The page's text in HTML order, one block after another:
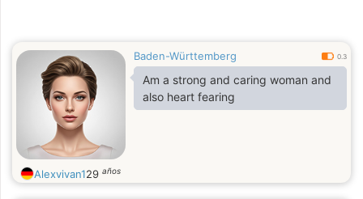
Baden-Württemberg 0.3
Am a strong and caring woman and
also heart fearing
Alexvivan129 años